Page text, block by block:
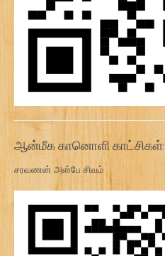
ஆன்மீக கானொளி காட்சிகள்:
சரவணன் அன்பே சிவம்